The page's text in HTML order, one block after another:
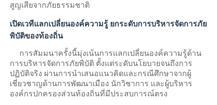
สูญเสียจากภัยธรรมชาติ
เปิดเวทีแลกเปลี่ยนองค์ความรู้ ยกระดับการบริหารจัดการภัย
พิบัติของท้องถิ่น
การสัมมนาครั้งนี้มุ่งเน้นการแลกเปลี่ยนองค์ความรู้ด้าน
การบริหารจัดการภัยพิบัติ ตั้งแต่ระดับนโยบายจนถึงการ
ปฏิบัติจริง ผ่านการนำเสนอแนวคิดและกรณีศึกษาจากผู้
เชี่ยวชาญด้านการพัฒนาเมือง นักวิชาการ และผู้บริหาร
องค์กรปกครองส่วนท้องถิ่นที่มีประสบการณ์ตรง